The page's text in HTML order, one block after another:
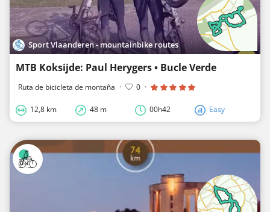
Sport Vlaanderen - mountainbike routes
MTB Koksijde: Paul Herygers • Bucle Verde
Ruta de bicicleta de montaña · 0 ·
12,8 km 48 m 00h42 Easy